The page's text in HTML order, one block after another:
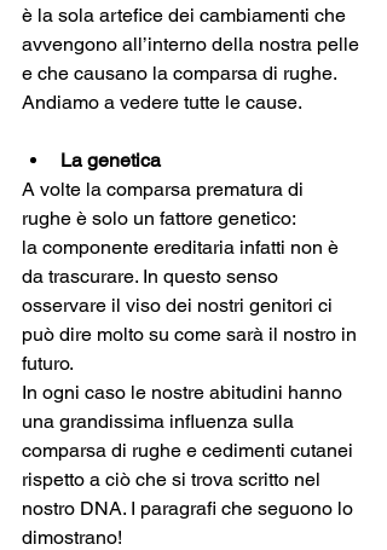
è la sola artefice dei cambiamenti che
avvengono all’interno della nostra pelle
e che causano la comparsa di rughe.
Andiamo a vedere tutte le cause.
La genetica
A volte la comparsa prematura di
rughe è solo un fattore genetico:
la componente ereditaria infatti non è
da trascurare. In questo senso
osservare il viso dei nostri genitori ci
può dire molto su come sarà il nostro in
futuro.
In ogni caso le nostre abitudini hanno
una grandissima influenza sulla
comparsa di rughe e cedimenti cutanei
rispetto a ciò che si trova scritto nel
nostro DNA. I paragrafi che seguono lo
dimostrano!